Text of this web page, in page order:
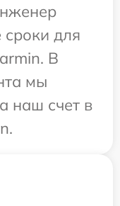
сроки для
В
мы
наш счет в